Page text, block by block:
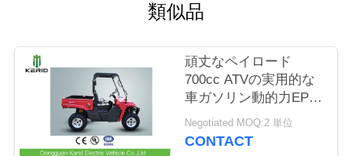
工
ア
類似品
頑丈なペイロード
700cc ATVの実用的な
車ガソリン動的力EPA
の承認
Negotiated MOQ:2 単位
CONTACT